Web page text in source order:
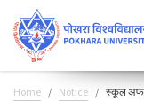
Home Notice स्कूल अफ